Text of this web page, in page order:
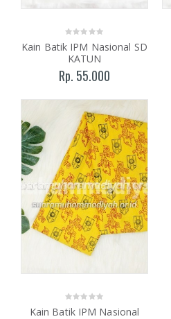
Kain Batik IPM Nasional SD
KATUN
Rp. 55.000
Kain Batik IPM Nasional